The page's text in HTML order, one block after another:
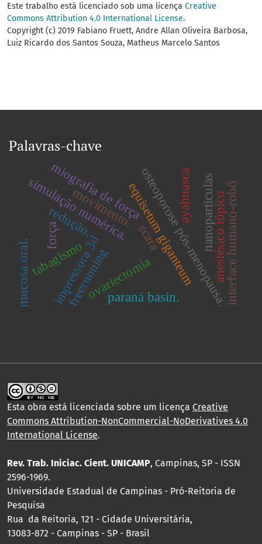
Este trabalho está licenciado sob uma licença Creative
Commons Attribution 4.0 International License.
Copyright (c) 2019 Fabiano Fruett, Andre Allan Oliveira Barbosa,
Luiz Ricardo dos Santos Souza, Matheus Marcelo Santos
Palavras-chave
impressora 3d scara
simulação numérica.equisetum giganteum
ovariectomiaosteoporose pós-menopausa.
miografia de força interface humano-robô
ayahuasca
tabagismo
redução.
força
movimento. anestésico tópico
mucosa oral. paraná basin.
freerunning
nanoparticulas
Esta obra está licenciada sobre um licença Creative
Commons Attribution-NonCommercial-NoDerivatives 4.0
International License.
Rev. Trab. Iniciac. Cient. UNICAMP, Campinas, SP - ISSN
2596-1969.
Universidade Estadual de Campinas - Pró-Reitoria de
Pesquisa
Rua da Reitoria, 121 - Cidade Universitária,
13083-872 - Campinas - SP - Brasil